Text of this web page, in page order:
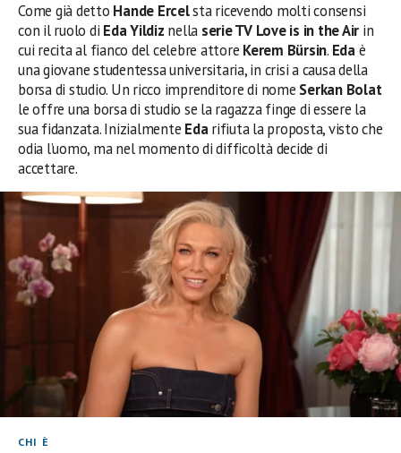
Come già detto Hande Ercelsta ricevendo molti consensi
con il ruolo di Eda Yildiz nella serie TV Love is in the Air in
cui recita al fianco del celebre attore Kerem Bürsin. Edaè
una giovane studentessa universitaria, in crisi a causa della
borsa di studio. Un ricco imprenditore di nome Serkan Bolat
le offre una borsa di studio se la ragazza finge di essere la
sua fidanzata. Inizialmente Edarifiuta la proposta, visto che
odia l’uomo, ma nel momento di difficoltà decide di
accettare.
CHI È